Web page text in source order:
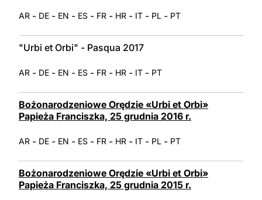
AR - DE - EN - ES - FR - HR - IT - PL - PT
"Urbi et Orbi" - Pasqua 2017
AR - DE - EN - ES - FR - HR - IT - PT
Bożonarodzeniowe Orędzie «Urbi et Orbi»
Papieża Franciszka, 25 grudnia 2016 r.
AR - DE - EN - ES - FR - HR - IT - PL - PT
Bożonarodzeniowe Orędzie «Urbi et Orbi»
Papieża Franciszka, 25 grudnia 2015 r.